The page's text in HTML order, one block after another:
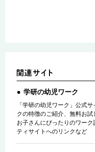
学研の幼児ワーク
「学研の幼児ワーク」公式
クの特徴のご紹介、無料お試
お子さんにぴったりのワー
ティサイトへのリンクなど